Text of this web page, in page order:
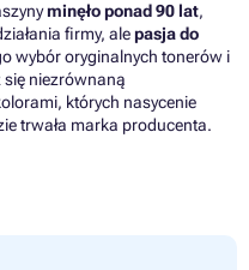
minęło ponad 90 lat,
firmy, alepasja do
wybór oryginalnych tonerów i
się niezrównaną
których nasycenie
trwała marka producenta.